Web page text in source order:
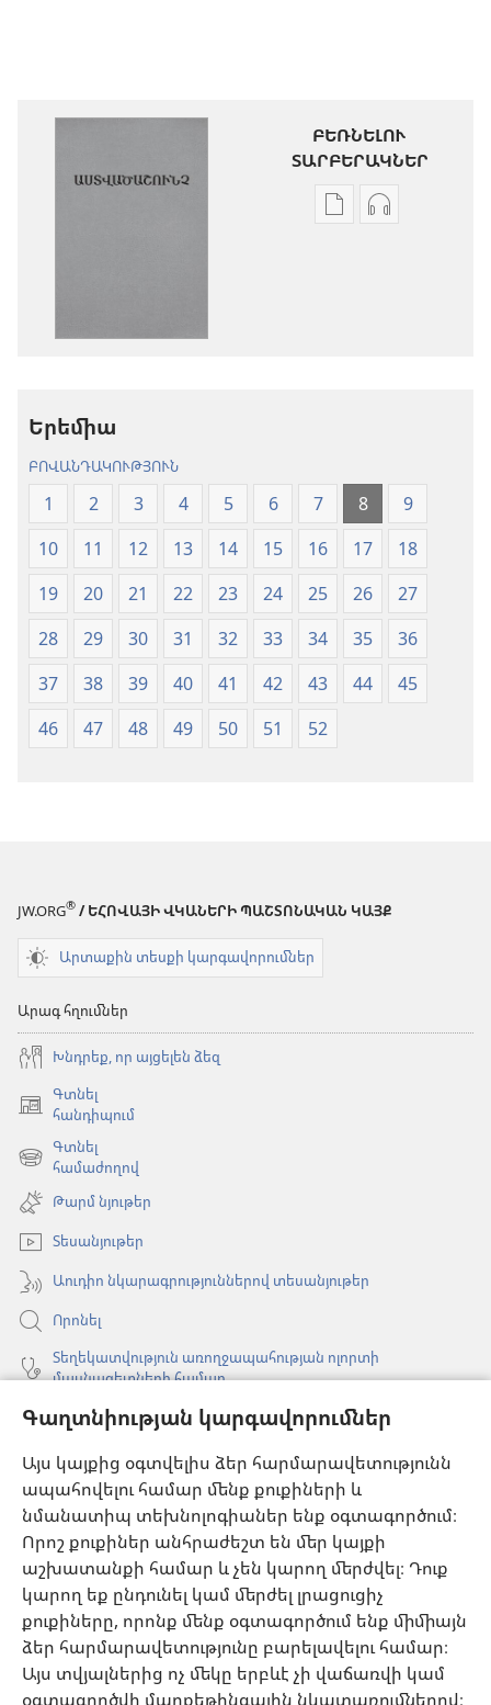
Գաղտնիության կարգավորումներ
Այս կայքից օգտվելիս ձեր հարմարավետությունն
ապահովելու համար մենք քուքիների և
նմանատիպ տեխնոլոգիաներ ենք օգտագործում։
Որոշ քուքիներ անհրաժեշտ են մեր կայքի
աշխատանքի համար և չեն կարող մերժվել։ Դուք
կարող եք ընդունել կամ մերժել լրացուցիչ
քուքիները, որոնք մենք օգտագործում ենք միմիայն
ձեր հարմարավետությունը բարելավելու համար։
Այս տվյալներից ոչ մեկը երբևէ չի վաճառվի կամ
օգտագործվի մարքեթինգային նկատառումներով։
ԲԵՌՆԵԼՈՒ
ՏԱՐԲԵՐԱԿՆԵՐ
Թվային
Երեմիա
ԲՈՎԱՆԴԱԿՈՒԹՅՈՒՆ
1 2 3 4 5 6 7 8
9
10
11 12 13 14 15 16 17
18
19
20 21 22 23 24 25 26
27
28
29 30 31 32 33 34 35
36
37
38 39 40 41 42 43 44
45
46
47 48 49 50 51 52
JW.ORG® / ԵՀՈՎԱՅԻ ՎԿԱՆԵՐԻ ՊԱՇՏՈՆԱԿԱՆ ԿԱՅՔ
Արտաքին տեսքի կարգավորումներ
Արագ հղումներ
Խնդրեք, որ այցելեն ձեզ
Գտնել
հանդիպում
(բացվում
նոր
պատուհան)
Գտնել
համաժողով
(բացվում
նոր
պատուհան)
Թարմ նյութեր
Տեսանյութեր
Աուդիո նկարագրություններով տեսանյութեր
Որոնել
Տեղեկատվություն առողջապահության ոլորտի
մասնագետների համար
Գլոբալ հաղորդակցություն
Օգնություն
Նվիրատվություններ
(բացվում
է
նոր
պատուհան)
Դիտարանի ՕՆԼԱՅՆ ԳՐԱԴԱՐԱՆ
(բացվում
է
նոր
պատուհան)
JW Hub
(բացվում
է
նոր
պատուհան)
JW Library® հավելված